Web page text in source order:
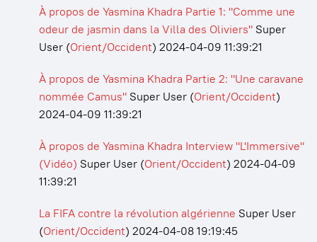
À propos de Yasmina Khadra Partie 1: "Comme une
odeur de jasmin dans la Villa des Oliviers" Super
User (Orient/Occident) 2024-04-09 11:39:21
À propos de Yasmina Khadra Partie 2: "Une caravane
nommée Camus" Super User (Orient/Occident)
2024-04-09 11:39:21
À propos de Yasmina Khadra Interview "L'Immersive"
(Vidéo) Super User (Orient/Occident) 2024-04-09
11:39:21
La FIFA contre la révolution algérienne Super User
(Orient/Occident) 2024-04-08 19:19:45